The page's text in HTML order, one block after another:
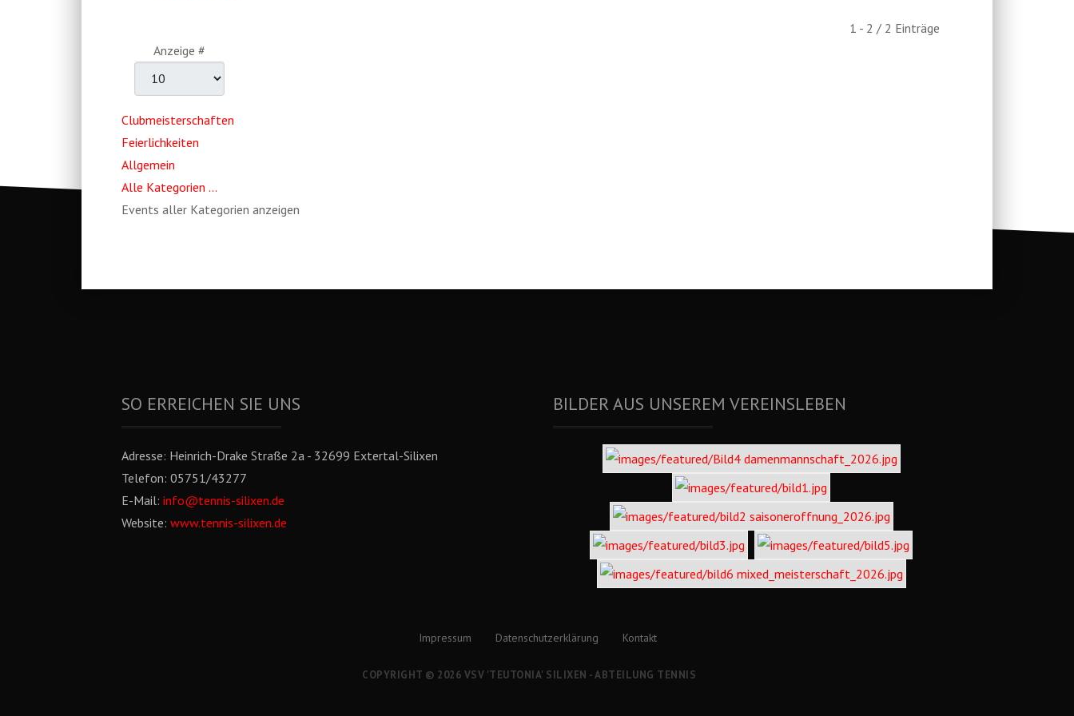
1 - 2 / 2 Einträge
Anzeige #
Clubmeisterschaften
Feierlichkeiten
Allgemein
Alle Kategorien ...
Events aller Kategorien anzeigen
SO ERREICHEN SIE UNS
Adresse: Heinrich-Drake Straße 2a - 32699 Extertal-Silixen
Telefon: 05751/43277
E-Mail: info@tennis-silixen.de
Website: www.tennis-silixen.de
BILDER AUS UNSEREM VEREINSLEBEN
Impressum Datenschutzerklärung Kontakt
COPYRIGHT © 2026 VSV 'TEUTONIA' SILIXEN - ABTEILUNG TENNIS